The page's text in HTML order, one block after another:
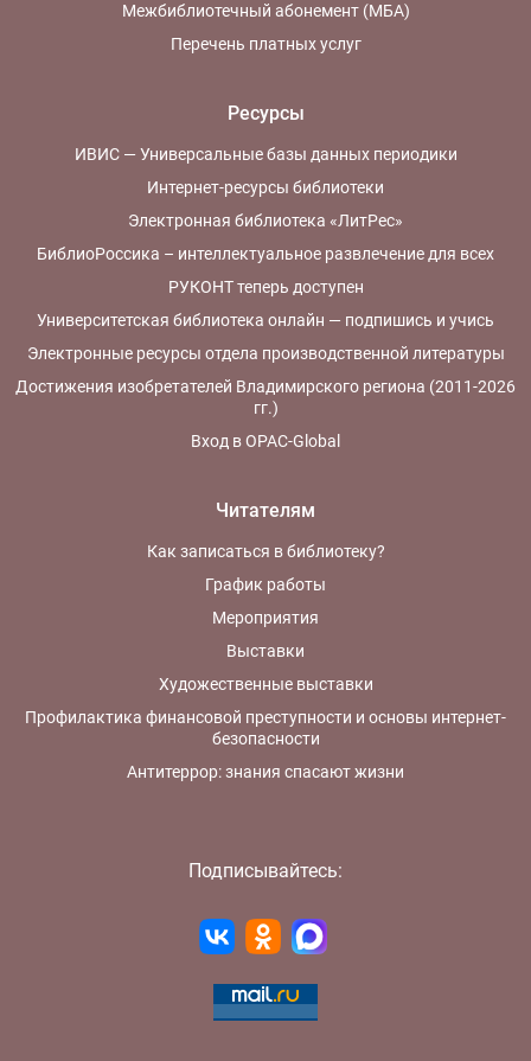
Межбиблиотечный абонемент (МБА)
Перечень платных услуг
Ресурсы
ИВИС — Универсальные базы данных периодики
Интернет-ресурсы библиотеки
Электронная библиотека «ЛитРес»
БиблиоРоссика – интеллектуальное развлечение для всех
РУКОНТ теперь доступен
Университетская библиотека онлайн — подпишись и учись
Электронные ресурсы отдела производственной литературы
Достижения изобретателей Владимирского региона (2011-2026
гг.)
Вход в OPAC-Global
Читателям
Как записаться в библиотеку?
График работы
Мероприятия
Выставки
Художественные выставки
Профилактика финансовой преступности и основы интернет-
безопасности
Антитеррор: знания спасают жизни
Подписывайтесь: